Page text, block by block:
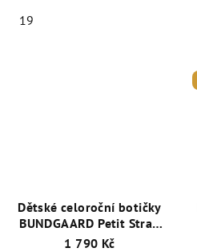
19
Dětské celoroční botičky
BUNDGAARD Petit Strap
BG101068-235 Cognac
1 790 Kč